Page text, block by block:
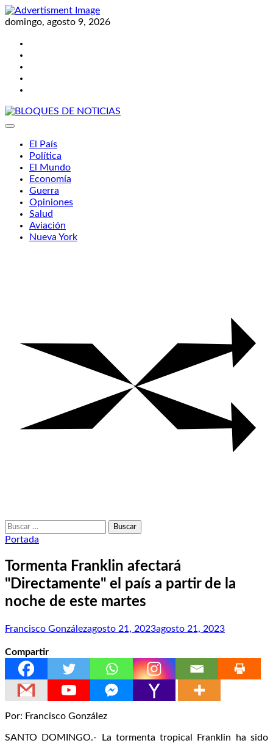
Skip
to
domingo, agosto 9, 2026
El País
Política
El Mundo
Economía
Guerra
Opiniones
Salud
Aviación
Nueva York
Buscar:
Portada
Tormenta Franklin afectará
"Directamente" el país a partir de la
noche de este martes
Francisco Gonzálezagosto 21, 2023agosto 21, 2023
Compartir
Por: Francisco González
SANTO DOMINGO.- La tormenta tropical Franklin ha sido